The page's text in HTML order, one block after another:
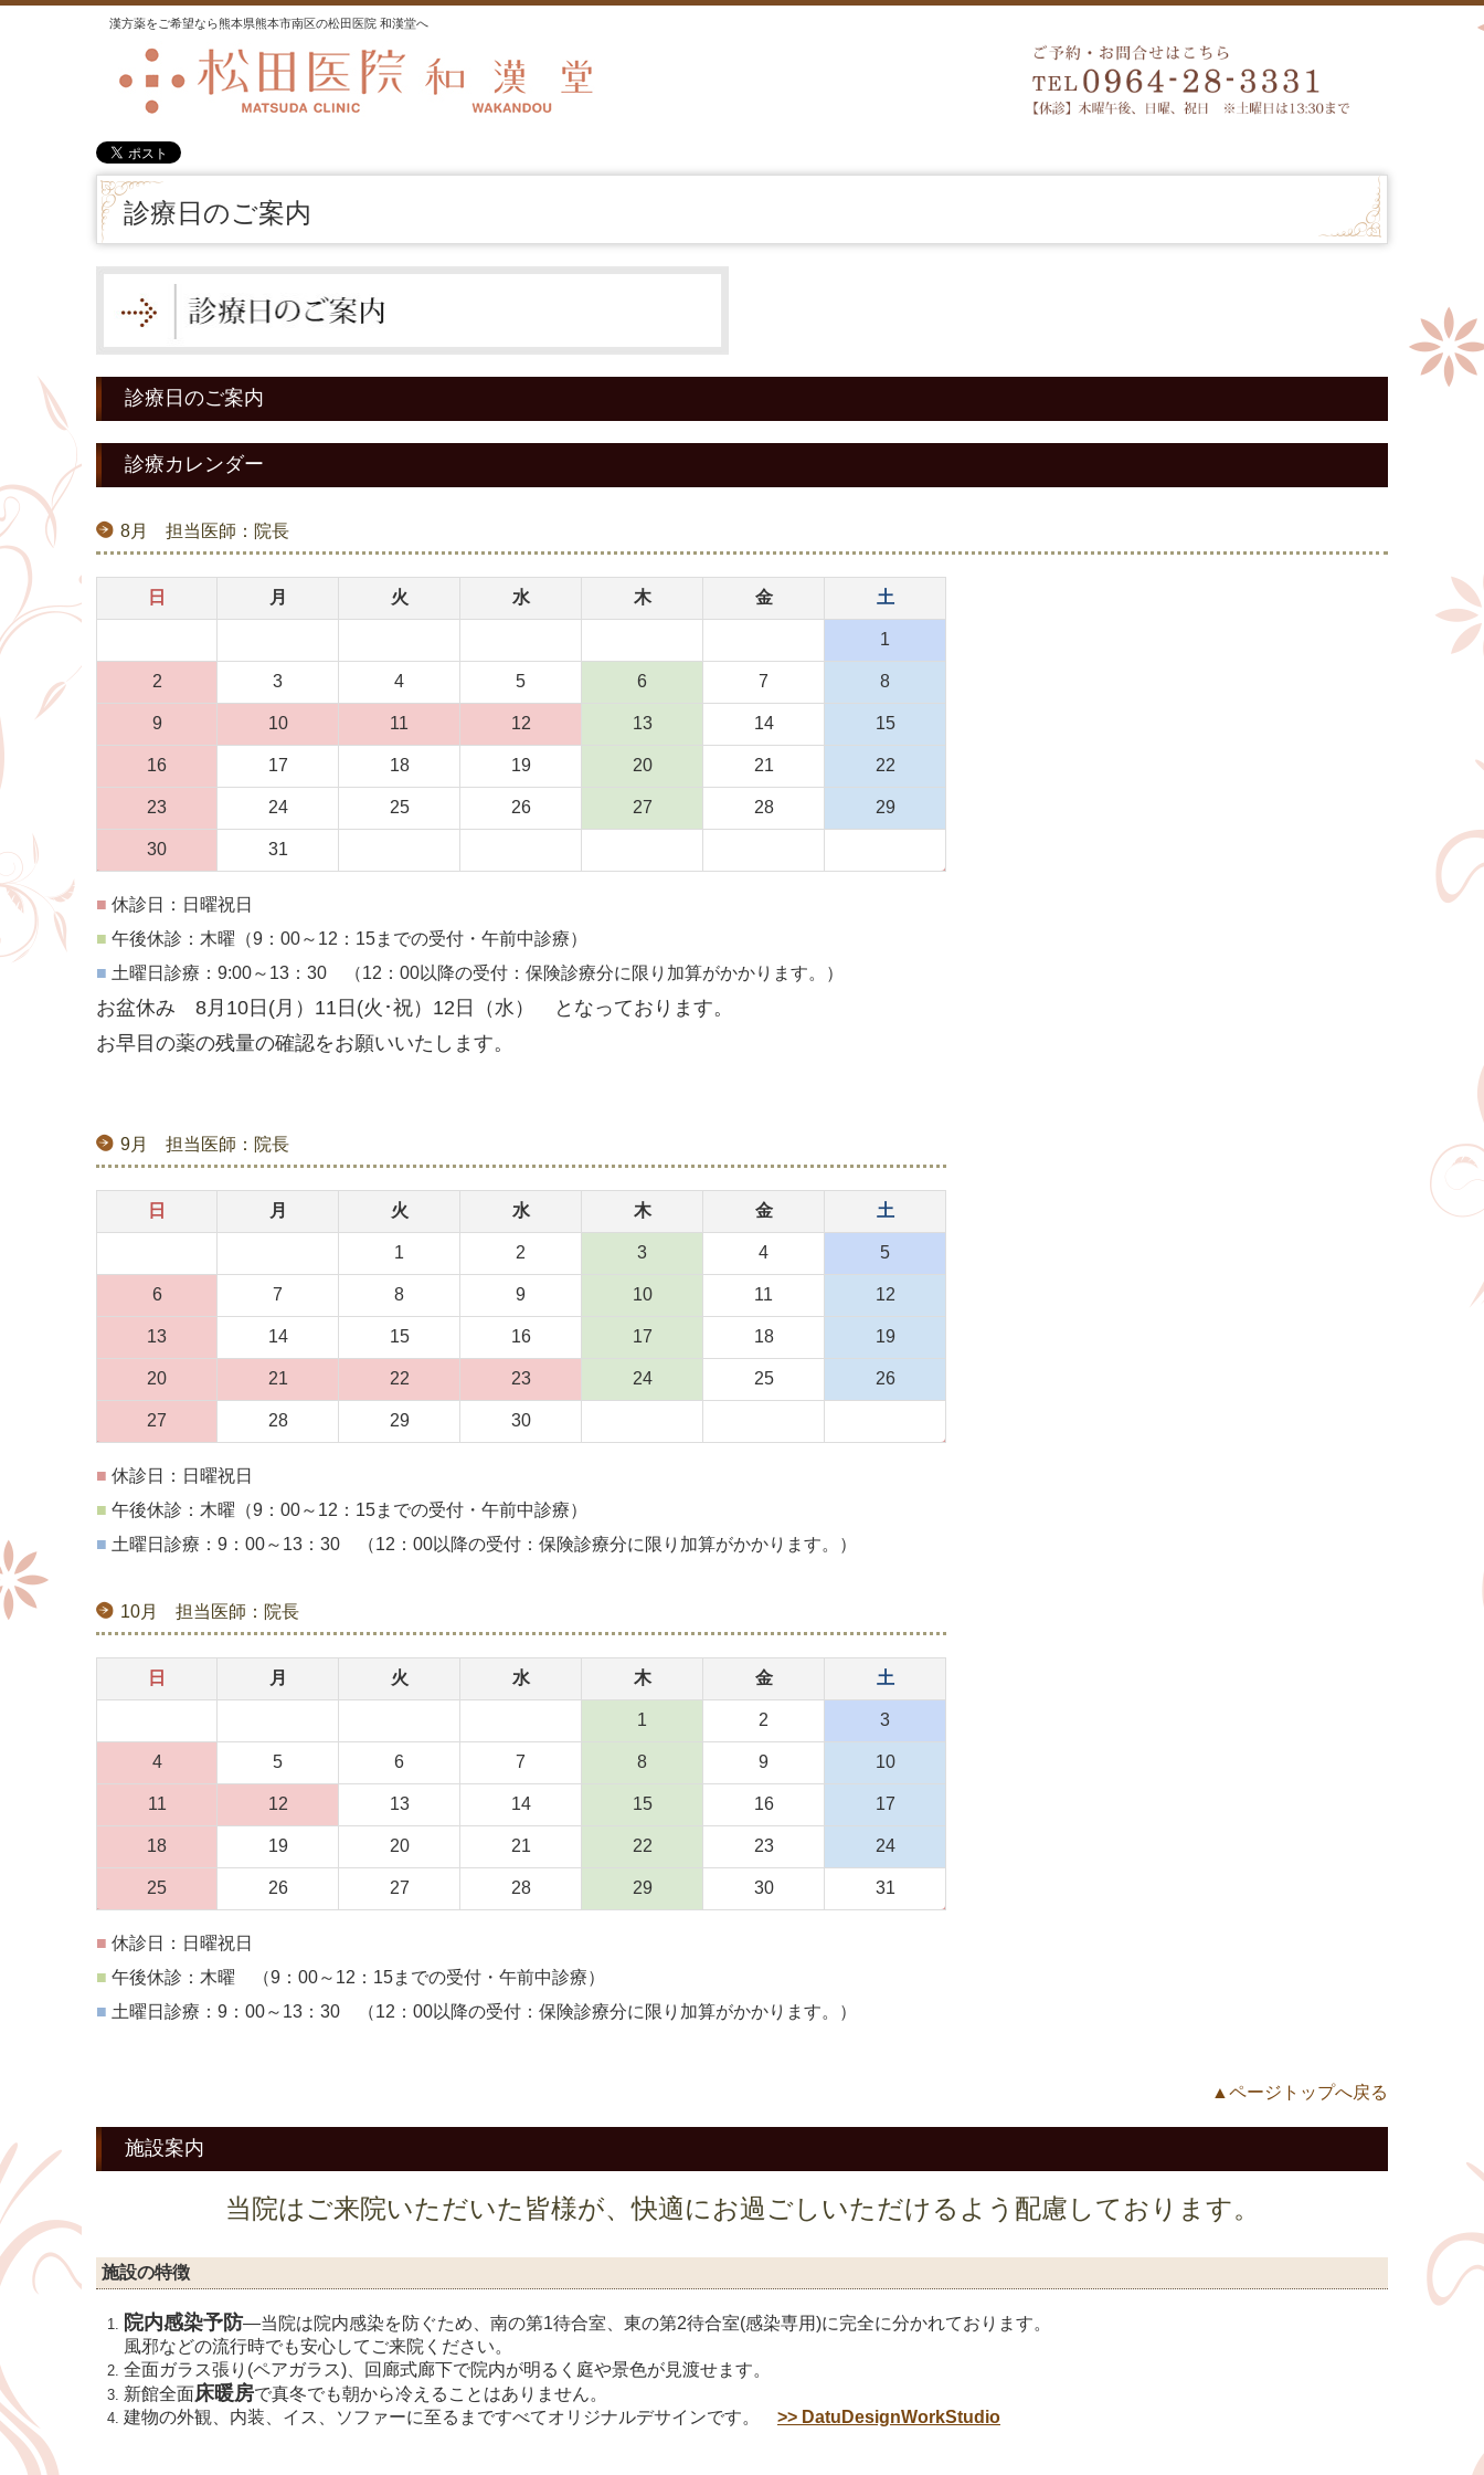
漢方薬をご希望なら熊本県熊本市南区の松田医院 和漢堂へ
診療日のご案内
診療日のご案内
診療カレンダー
8月 担当医師：院長
日 月 火 水 木 金 土
1
2 3 4 5 6 7 8
9 10 11 12 13 14 15
16 17 18 19 20 21 22
23 24 25 26 27 28 29
30 31
■ 休診日：日曜祝日
■ 午後休診：木曜 （9：00～12：15までの受付・午前中診療）
■ 土曜日診療：9:00～13：30 （12：00以降の受付：保険診療分に限り加算がかかります。）
お盆休み 8月10日(月）11日(火･祝）12日（水） となっております。
お早目の薬の残量の確認をお願いいたします。
9月 担当医師：院長
日 月 火 水 木 金 土
1 2 3 4 5
6 7 8 9 10 11 12
13 14 15 16 17 18 19
20 21 22 23 24 25 26
27 28 29 30
■ 休診日：日曜祝日
■ 午後休診：木曜 （9：00～12：15までの受付・午前中診療）
■ 土曜日診療：9：00～13：30 （12：00以降の受付：保険診療分に限り加算がかかります。）
10月 担当医師：院長
日 月 火 水 木 金 土
1 2 3
4 5 6 7 8 9 10
11 12 13 14 15 16 17
18 19 20 21 22 23 24
25 26 27 28 29 30 31
■ 休診日：日曜祝日
■ 午後休診：木曜 （9：00～12：15までの受付・午前中診療）
■ 土曜日診療：9：00～13：30 （12：00以降の受付：保険診療分に限り加算がかかります。）
▲ページトップへ戻る
施設案内
当院はご来院いただいた皆様が、快適にお過ごしいただけるよう配慮しております。
施設の特徴
院内感染予防―当院は院内感染を防ぐため、南の第1待合室、東の第2待合室(感染専用)に完全に分かれております。
風邪などの流行時でも安心してご来院ください。
全面ガラス張り(ペアガラス)、回廊式廊下で院内が明るく庭や景色が見渡せます。
新館全面床暖房で真冬でも朝から冷えることはありません。
建物の外観、内装、イス、ソファーに至るまですべてオリジナルデサインです。 >> DatuDesignWorkStudio